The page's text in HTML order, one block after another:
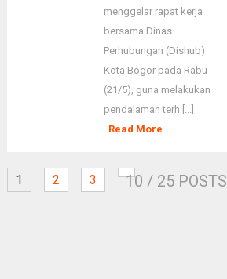
menggelar rapat kerja
bersama Dinas
Perhubungan (Dishub)
Kota Bogor pada Rabu
(21/5), guna melakukan
pendalaman terh [...]
Read More
1 2 3 10 / 25 POSTS